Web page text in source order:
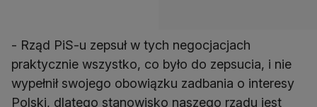
- Rząd PiS-u zepsuł w tych negocjacjach
praktycznie wszystko, co było do zepsucia, i nie
wypełnił swojego obowiązku zadbania o interesy
Polski, dlatego stanowisko naszego rządu jest